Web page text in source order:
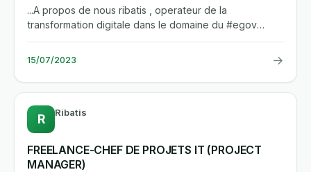
...A propos de nous ribatis , operateur de la
transformation digitale dans le domaine du #egov
description du...
15/07/2023 →
R Ribatis
FREELANCE-CHEF DE PROJETS IT (PROJECT
MANAGER)